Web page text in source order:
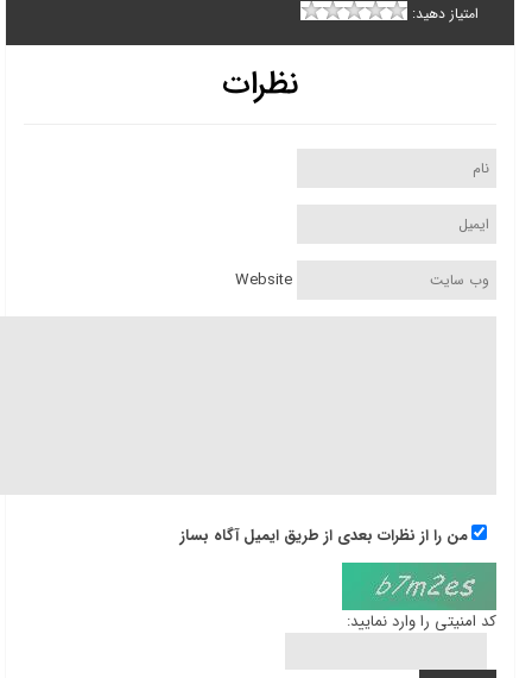
امتیاز دهید:
نظرات
Website
من را از نظرات بعدی از طریق ایمیل آگاه بساز
کد امنیتی را وارد نمایید: